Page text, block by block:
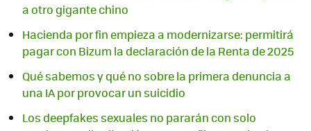
a otro gigante chino
Hacienda por fin empieza a modernizarse: permitirá
pagar con Bizum la declaración de la Renta de 2025
Qué sabemos y qué no sobre la primera denuncia a
una IA por provocar un suicidio
Los deepfakes sexuales no pararán con solo